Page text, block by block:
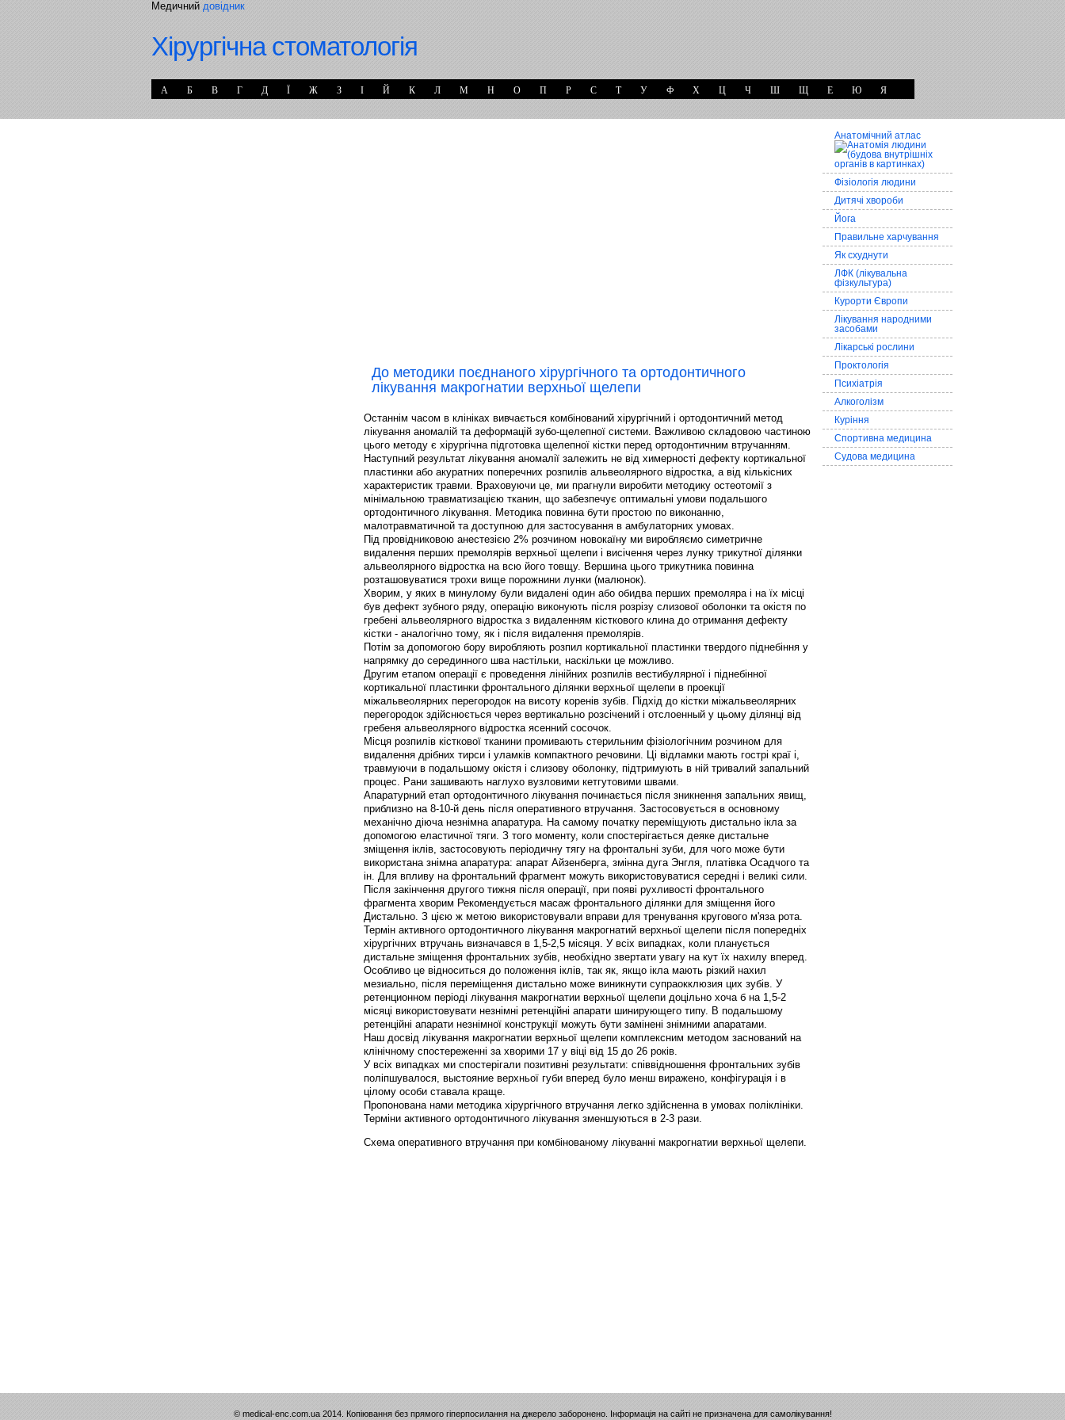
Медичнийдовідник
Хірургічна стоматологія
А Б В Г Д Ї Ж З І Й К Л М Н О П Р С Т У Ф Х Ц Ч Ш Щ Е Ю Я
До методики поєднаного хірургічного та ортодонтичного
лікування макрогнатии верхньої щелепи
Останнім часом в клініках вивчається комбінований хірургічний і ортодонтичний метод
лікування аномалій та деформацій зубо-щелепної системи. Важливою складовою частиною
цього методу є хірургічна підготовка щелепної кістки перед ортодонтичним втручанням.
Наступний результат лікування аномалії залежить не від химерності дефекту кортикальної
пластинки або акуратних поперечних розпилів альвеолярного відростка, а від кількісних
характеристик травми. Враховуючи це, ми прагнули виробити методику остеотомії з
мінімальною травматизацією тканин, що забезпечує оптимальні умови подальшого
ортодонтичного лікування. Методика повинна бути простою по виконанню,
малотравматичной та доступною для застосування в амбулаторних умовах.
Під провідниковою анестезією 2% розчином новокаїну ми виробляємо симетричне
видалення перших премолярів верхньої щелепи і висічення через лунку трикутної ділянки
альвеолярного відростка на всю його товщу. Вершина цього трикутника повинна
розташовуватися трохи вище порожнини лунки (малюнок).
Хворим, у яких в минулому були видалені один або обидва перших премоляра і на їх місці
був дефект зубного ряду, операцію виконують після розрізу слизової оболонки та окістя по
гребені альвеолярного відростка з видаленням кісткового клина до отримання дефекту
кістки - аналогічно тому, як і після видалення премолярів.
Потім за допомогою бору виробляють розпил кортикальної пластинки твердого піднебіння у
напрямку до серединного шва настільки, наскільки це можливо.
Другим етапом операції є проведення лінійних розпилів вестибулярної і піднебінної
кортикальної пластинки фронтального ділянки верхньої щелепи в проекції
міжальвеолярних перегородок на висоту коренів зубів. Підхід до кістки міжальвеолярних
перегородок здійснюється через вертикально розсічений і отслоенный у цьому ділянці від
гребеня альвеолярного відростка ясенний сосочок.
Місця розпилів кісткової тканини промивають стерильним фізіологічним розчином для
видалення дрібних тирси і уламків компактного речовини. Ці відламки мають гострі краї і,
травмуючи в подальшому окістя і слизову оболонку, підтримують в ній тривалий запальний
процес. Рани зашивають наглухо вузловими кетгутовими швами.
Апаратурний етап ортодонтичного лікування починається після зникнення запальних явищ,
приблизно на 8-10-й день після оперативного втручання. Застосовується в основному
механічно діюча незнімна апаратура. На самому початку переміщують дистально ікла за
допомогою еластичної тяги. З того моменту, коли спостерігається деяке дистальне
зміщення іклів, застосовують періодичну тягу на фронтальні зуби, для чого може бути
використана знімна апаратура: апарат Айзенберга, змінна дуга Энгля, платівка Осадчого та
ін. Для впливу на фронтальний фрагмент можуть використовуватися середні і великі сили.
Після закінчення другого тижня після операції, при появі рухливості фронтального
фрагмента хворим Рекомендується масаж фронтального ділянки для зміщення його
Дистально. З цією ж метою використовували вправи для тренування кругового м'яза рота.
Термін активного ортодонтичного лікування макрогнатий верхньої щелепи після попередніх
хірургічних втручань визначався в 1,5-2,5 місяця. У всіх випадках, коли планується
дистальне зміщення фронтальних зубів, необхідно звертати увагу на кут їх нахилу вперед.
Особливо це відноситься до положення іклів, так як, якщо ікла мають різкий нахил
мезиально, після переміщення дистально може виникнути супраокклюзия цих зубів. У
ретенционном періоді лікування макрогнатии верхньої щелепи доцільно хоча б на 1,5-2
місяці використовувати незнімні ретенційні апарати шинирующего типу. В подальшому
ретенційні апарати незнімної конструкції можуть бути замінені знімними апаратами.
Наш досвід лікування макрогнатии верхньої щелепи комплексним методом заснований на
клінічному спостереженні за хворими 17 у віці від 15 до 26 років.
У всіх випадках ми спостерігали позитивні результати: співвідношення фронтальних зубів
поліпшувалося, выстояние верхньої губи вперед було менш виражено, конфігурація і в
цілому особи ставала краще.
Пропонована нами методика хірургічного втручання легко здійсненна в умовах поліклініки.
Терміни активного ортодонтичного лікування зменшуються в 2-3 рази.
Схема оперативного втручання при комбінованому лікуванні макрогнатии верхньої щелепи.
Анатомічний атлас
Фізіологія людини
Дитячі хвороби
Йога
Правильне харчування
Як схуднути
ЛФК (лікувальна
фізкультура)
Курорти Європи
Лікування народними
засобами
Лікарські рослини
Проктологія
Психіатрія
Алкоголізм
Куріння
Спортивна медицина
Судова медицина
© medical-enc.com.ua 2014. Копіювання без прямого гіперпосилання на джерело заборонено. Інформація на сайті не призначена для самолікування!